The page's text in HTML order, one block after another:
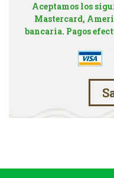
Aceptamos los
Mastercard,
bancaria. Pagos